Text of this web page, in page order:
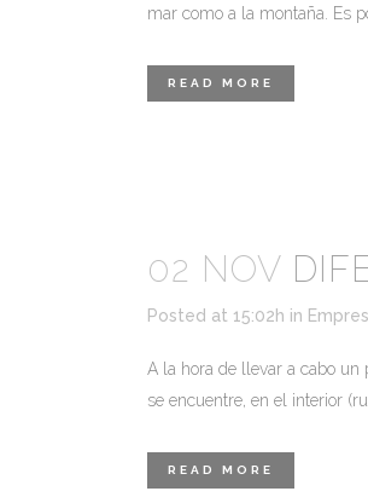
mar como a la montaña. Es
READ MORE
02 NOV
Posted at 15:02h in
A la hora de llevar a cabo un
se encuentre, en el interior
READ MORE